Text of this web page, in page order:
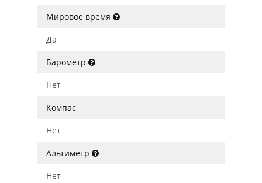
Мировое время
Да
Барометр
Нет
Компас
Нет
Альтиметр
Нет